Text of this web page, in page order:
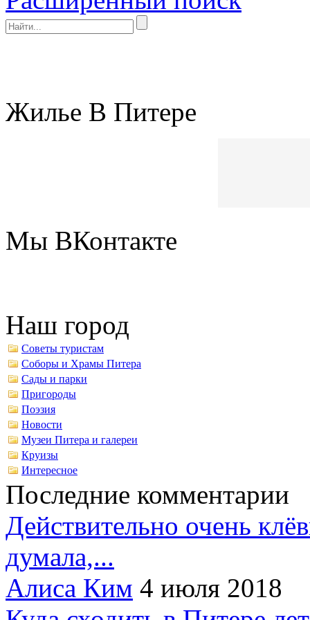
Жилье В Питере
Мы ВКонтакте
Наш город
Советы туристам
Соборы и Храмы Питера
Сады и парки
Пригороды
Поэзия
Новости
Музеи Питера и галереи
Круизы
Интересное
Последние комментарии
Действительно очень
думала,...
Алиса Ким 4 июля 2018